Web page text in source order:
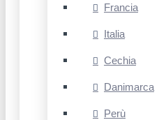
Francia
Italia
Cechia
Danimarca
Perù